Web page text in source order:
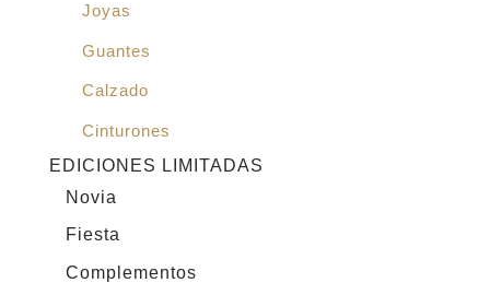
Joyas
Guantes
Calzado
Cinturones
EDICIONES LIMITADAS
Novia
Fiesta
Complementos